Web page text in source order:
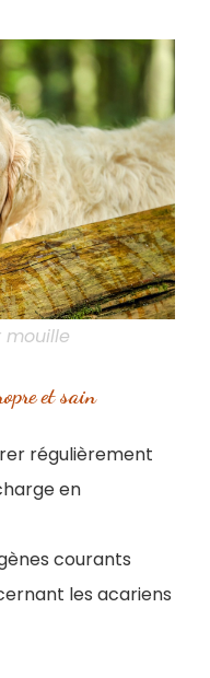
mouille
et sain
régulièrement
en
courants
les acariens